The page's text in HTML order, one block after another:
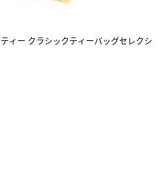
ィー クラシックティーバッグセレクシ